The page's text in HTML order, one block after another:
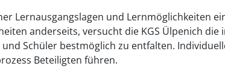
Lernausgangslagen und Lernmöglichkeiten
anderseits, versucht die KGS Ülpenich die
Schüler bestmöglich zu entfalten.
Beteiligten führen.